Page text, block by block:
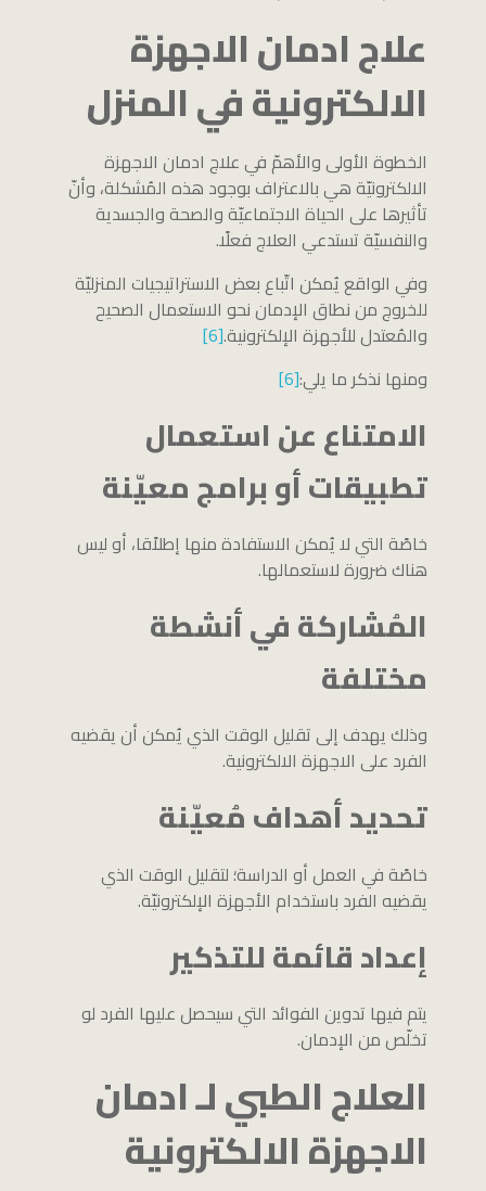
علاج ادمان الاجهزة
الالكترونية في المنزل
الخطوة الأولى والأهمّ في علاج ادمان الاجهزة
الالكترونيّة هي بالاعتراف بوجود هذه المُشكلة، وأنّ
تأثيرها على الحياة الاجتماعيّة والصحة والجسدية
والنفسيّة تستدعي العلاج فعلًا.
وفي الواقع يُمكن اتّباع بعض الاستراتيجيات المنزليّة
للخروج من نطاق الإدمان نحو الاستعمال الصحيح
والمُعتدل للأجهزة الإلكترونية.[6]
ومنها نذكر ما يلي:[6]
الامتناع عن استعمال
تطبيقات أو برامج معيّنة
خاصًة التي لا يُمكن الاستفادة منها إطلاًقا، أو ليس
هناك ضرورة لاستعمالها.
المُشاركة في أنشطة
مختلفة
وذلك يهدف إلى تقليل الوقت الذي يُمكن أن يقضيه
الفرد على الاجهزة الالكترونية.
تحديد أهداف مُعيّنة
خاصًة في العمل أو الدراسة؛ لتقليل الوقت الذي
يقضيه الفرد باستخدام الأجهزة الإلكترونيّة.
إعداد قائمة للتذكير
يتم فيها تدوين الفوائد التي سيحصل عليها الفرد لو
تخلّص من الإدمان.
العلاج الطبي لـ ادمان
الاجهزة الالكترونية